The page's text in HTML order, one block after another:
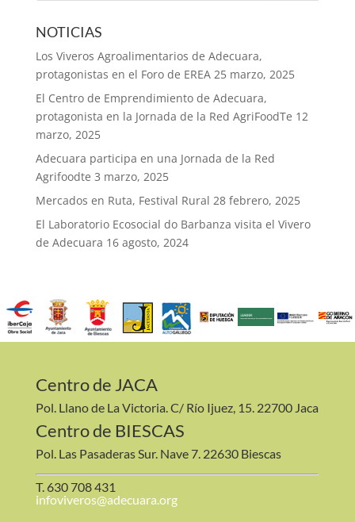
NOTICIAS
Los Viveros Agroalimentarios de Adecuara,
protagonistas en el Foro de EREA 25 marzo, 2025
El Centro de Emprendimiento de Adecuara,
protagonista en la Jornada de la Red AgriFoodTe 12
marzo, 2025
Adecuara participa en una Jornada de la Red
Agrifoodte 3 marzo, 2025
Mercados en Ruta, Festival Rural 28 febrero, 2025
El Laboratorio Ecosocial do Barbanza visita el Vivero
de Adecuara 16 agosto, 2024
Centro de JACA
Pol. Llano de La Victoria. C/ Río Ijuez, 15. 22700 Jaca
Centro de BIESCAS
Pol. Las Pasaderas Sur. Nave 7. 22630 Biescas
T. 630 708 431
infoviveros@adecuara.org